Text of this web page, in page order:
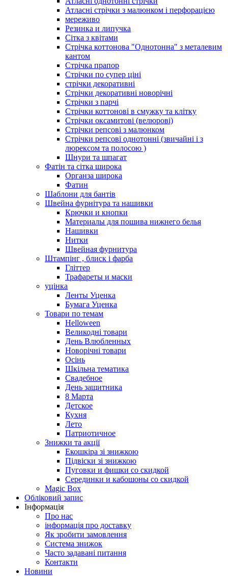
Атласні стрічки з малюнком і перфорацією
мереживо
Резинка и липучка
Сітка з квітами
Стрічка коттонова "Однотонна" з металевим
кантом
Стрічка прапор
Стрічки по супер ціні
стрічки декоративні
Стрічки декоративні новорічні
Стрічки з парчі
Стрічки коттонові в смужку та клітку
Стрічки оксамитові (велюрові)
Стрічки репсові з малюнком
Стрічки репсові однотонні (звичайні і з
люрексом та полосою )
Шнури та шпагат
Фатін та сітка широка
Органза широка
Фатин
Шаблони для бантів
Швейна фурнітура та нашивки
Крючки и кнопки
Материалы для пошива нижнего белья
Нашивки
Нитки
Швейная фурнитура
Штампінг , блиск і фарба
Гліттер
Трафареты и маски
уцінка
Ленты Уценка
Бумага Уценка
Товари по темам
Helloween
Великодні товари
День Влюбленных
Новорічні товари
Осінь
Шкільна тематика
Свадебное
День защитника
8 Марта
Детское
Кухня
Лето
Патриотичное
Знижки та акції
Екошкіра зі знижкою
Підвіски зі знижкою
Пуговки и фишки со скидкой
Серединки и кабошоны со скидкой
Magic Box
Обліковий запис
Інформація
Про нас
інформація про доставку
Як зробити замовлення
Система знижок
Часто задавані питання
Контакти
Новини